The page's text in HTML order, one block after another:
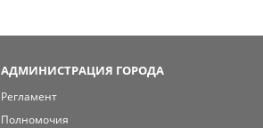
АДМИНИСТРАЦИЯ ГОРОДА
Регламент
Полномочия